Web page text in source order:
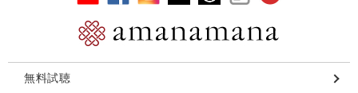
無料試聴